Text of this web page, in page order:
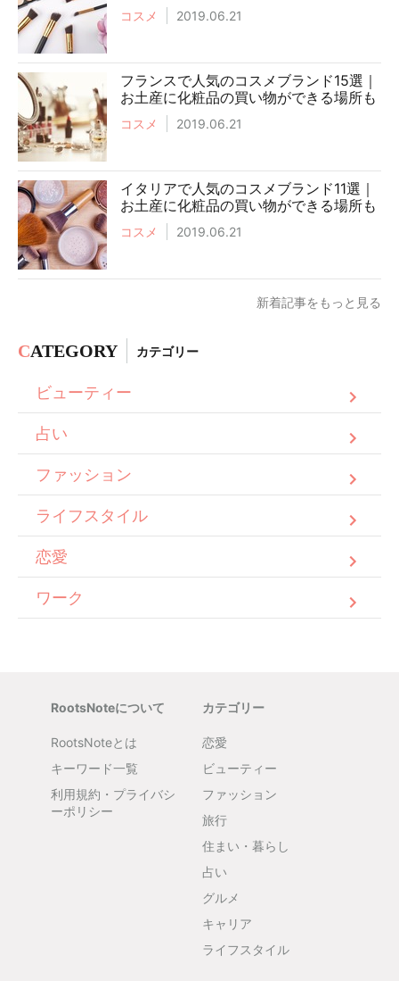
コスメ 2019.06.21
フランスで人気のコスメブランド15選｜
お土産に化粧品の買い物ができる場所も
コスメ 2019.06.21
イタリアで人気のコスメブランド11選｜
お土産に化粧品の買い物ができる場所も
コスメ 2019.06.21
新着記事をもっと見る
CATEGORY カテゴリー
ビューティー
占い
ファッション
ライフスタイル
恋愛
ワーク
RootsNoteについて
RootsNoteとは
キーワード一覧
利用規約・プライバシ
ーポリシー
カテゴリー
恋愛
ビューティー
ファッション
旅行
住まい・暮らし
占い
グルメ
キャリア
ライフスタイル